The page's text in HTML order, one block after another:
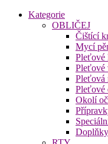
Kategorie
OBLIČEJ
Čištící
Mycí
Pleťové
Pleťové
Pleťová
Pleťové
Okolí